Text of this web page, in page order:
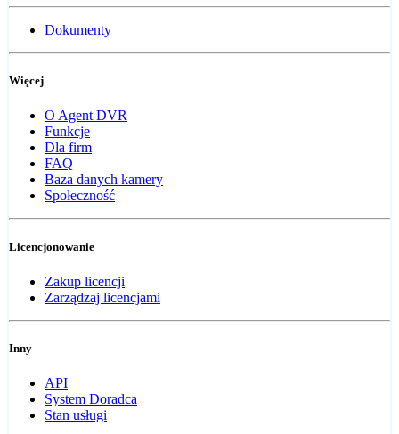
Dokumenty
Więcej
O Agent DVR
Funkcje
Dla firm
FAQ
Baza danych kamery
Społeczność
Licencjonowanie
Zakup licencji
Zarządzaj licencjami
Inny
API
System Doradca
Stan usługi